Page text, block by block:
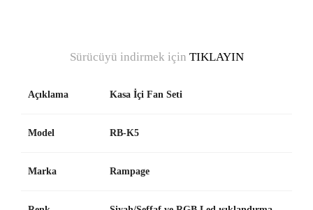
Sürücüyü indirmek için TIKLAYIN
Açıklama Kasa İçi Fan Seti
Model RB-K5
Marka Rampage